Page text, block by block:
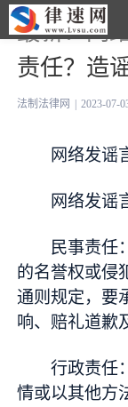
最新：网
责任？造
法制法律网 2023-07-
网络发谣
网络发谣
民事责任
的名誉权或侵
通则规定，要
响、赔礼道歉
行政责任
情或以其他方